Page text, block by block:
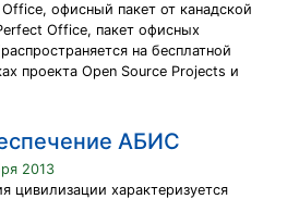
офисный пакет от канадской
Office, пакет офисных
на бесплатной
проекта Open Source Projects и
АБИС
2013
цивилизации характеризуется